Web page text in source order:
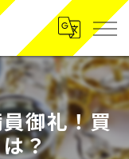
御礼！買
？